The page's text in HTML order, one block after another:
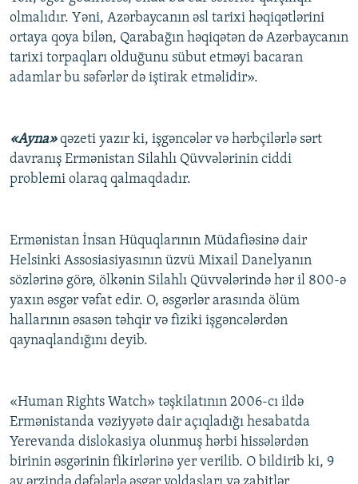
olmalıdır. Yəni, Azərbaycanın əsl tarixi həqiqətlərini
ortaya qoya bilən, Qarabağın həqiqətən də Azərbaycanın
tarixi torpaqları olduğunu sübut etməyi bacaran
adamlar bu səfərlər də iştirak etməlidir».
«Ayna» qəzeti yazır ki, işgəncələr və hərbçilərlə sərt
davranış Ermənistan Silahlı Qüvvələrinin ciddi
problemi olaraq qalmaqdadır.
Ermənistan İnsan Hüquqlarının Müdafiəsinə dair
Helsinki Assosiasiyasının üzvü Mixail Danelyanın
sözlərinə görə, ölkənin Silahlı Qüvvələrində hər il 800-ə
yaxın əsgər vəfat edir. O, əsgərlər arasında ölüm
hallarının əsasən təhqir və fiziki işgəncələrdən
qaynaqlandığını deyib.
«Human Rights Watch» təşkilatının 2006-cı ildə
Ermənistanda vəziyyətə dair açıqladığı hesabatda
Yerevanda dislokasiya olunmuş hərbi hissələrdən
birinin əsgərinin fikirlərinə yer verilib. O bildirib ki, 9